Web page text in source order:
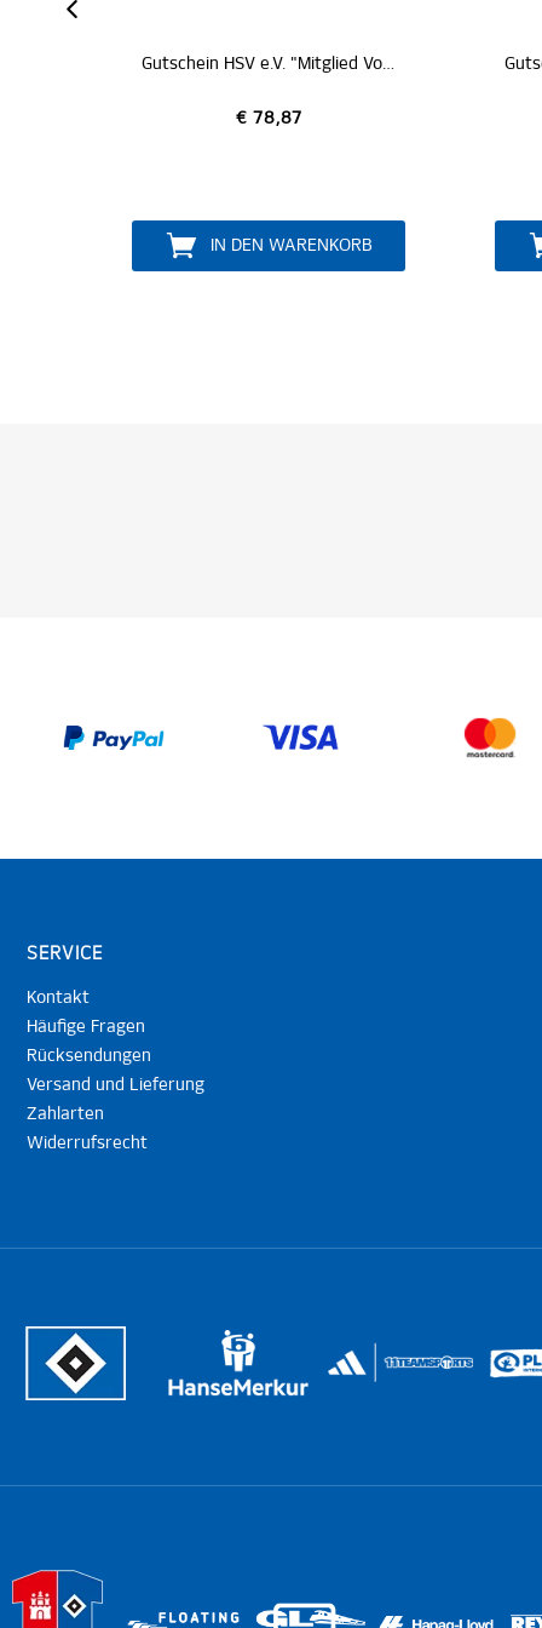
Gutschein HSV e.V. "Mitglied Vollzahler" * Gutschein HSV e.V. "Mitglied Kids Club" *
IN DEN WARENKORB
SERVICE
Kontakt
Häufige Fragen
Rücksendungen
Versand und Lieferung
Zahlarten
Widerrufsrecht